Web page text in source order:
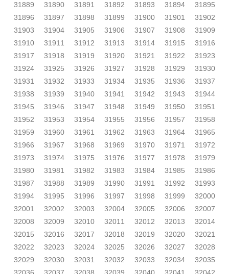
31889
31890 31891 31892 31893 31894
31895
31896
31897 31898 31899 31900 31901
31902
31903
31904 31905 31906 31907 31908
31909
31910
31911 31912 31913 31914 31915
31916
31917
31918 31919 31920 31921 31922
31923
31924
31925 31926 31927 31928 31929
31930
31931
31932 31933 31934 31935 31936
31937
31938
31939 31940 31941 31942 31943
31944
31945
31946 31947 31948 31949 31950
31951
31952
31953 31954 31955 31956 31957
31958
31959
31960 31961 31962 31963 31964
31965
31966
31967 31968 31969 31970 31971
31972
31973
31974 31975 31976 31977 31978
31979
31980
31981 31982 31983 31984 31985
31986
31987
31988 31989 31990 31991 31992
31993
31994
31995 31996 31997 31998 31999
32000
32001
32002 32003 32004 32005 32006
32007
32008
32009 32010 32011 32012 32013
32014
32015
32016 32017 32018 32019 32020
32021
32022
32023 32024 32025 32026 32027
32028
32029
32030 32031 32032 32033 32034
32035